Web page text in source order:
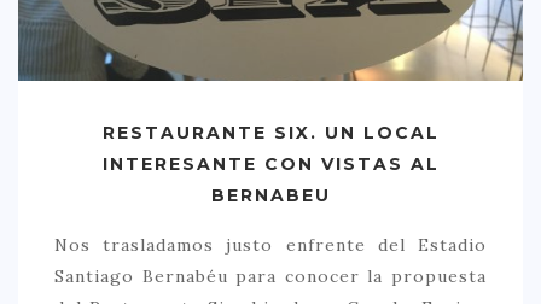
RESTAURANTE SIX. UN LOCAL
INTERESANTE CON VISTAS AL
BERNABEU
Nos trasladamos justo enfrente del Estadio
Santiago Bernabéu para conocer la propuesta